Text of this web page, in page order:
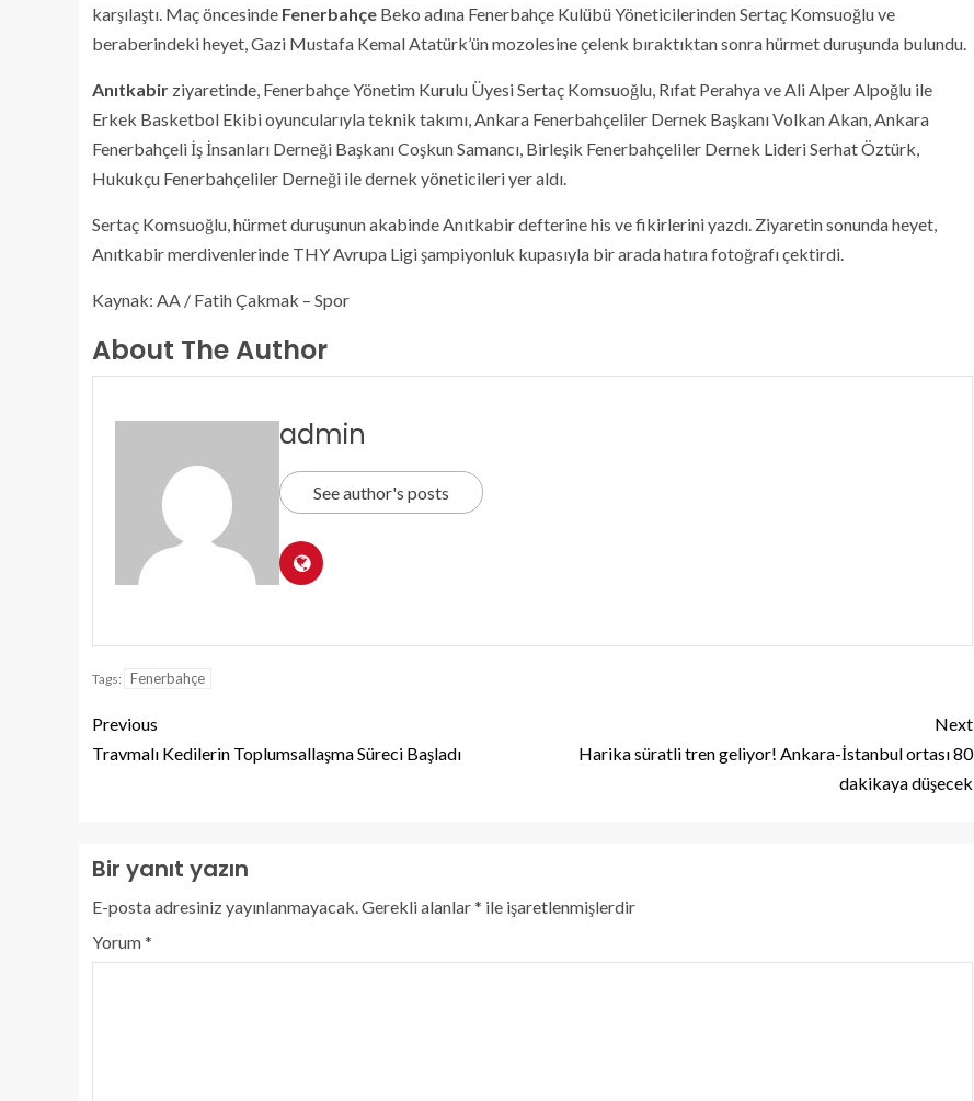
karşılaştı. Maç öncesinde Fenerbahçe Beko adına Fenerbahçe Kulübü Yöneticilerinden Sertaç Komsuoğlu ve
beraberindeki heyet, Gazi Mustafa Kemal Atatürk’ün mozolesine çelenk bıraktıktan sonra hürmet duruşunda bulundu.
Anıtkabir ziyaretinde, Fenerbahçe Yönetim Kurulu Üyesi Sertaç Komsuoğlu, Rıfat Perahya ve Ali Alper Alpoğlu ile
Erkek Basketbol Ekibi oyuncularıyla teknik takımı, Ankara Fenerbahçeliler Dernek Başkanı Volkan Akan, Ankara
Fenerbahçeli İş İnsanları Derneği Başkanı Coşkun Samancı, Birleşik Fenerbahçeliler Dernek Lideri Serhat Öztürk,
Hukukçu Fenerbahçeliler Derneği ile dernek yöneticileri yer aldı.
Sertaç Komsuoğlu, hürmet duruşunun akabinde Anıtkabir defterine his ve fikirlerini yazdı. Ziyaretin sonunda heyet,
Anıtkabir merdivenlerinde THY Avrupa Ligi şampiyonluk kupasıyla bir arada hatıra fotoğrafı çektirdi.
Kaynak: AA / Fatih Çakmak – Spor
About The Author
admin
See author's posts
Tags: Fenerbahçe
Previous
Travmalı Kedilerin Toplumsallaşma Süreci Başladı
Next
Harika süratli tren geliyor! Ankara-İstanbul ortası 80
dakikaya düşecek
Bir yanıt yazın
E-posta adresiniz yayınlanmayacak.Gerekli alanlar* ile işaretlenmişlerdir
Yorum*